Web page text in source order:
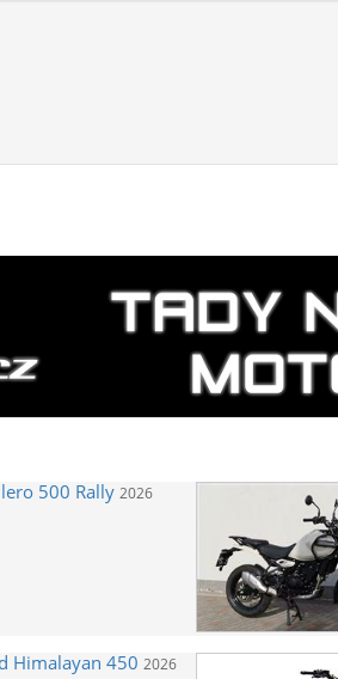
500 Rally 2026
Himalayan 450 2026